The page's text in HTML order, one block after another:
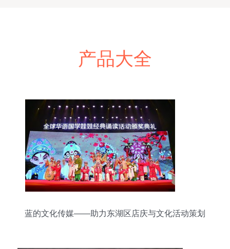
产品大全
蓝的文化传媒——助力东湖区店庆与文化活动策划